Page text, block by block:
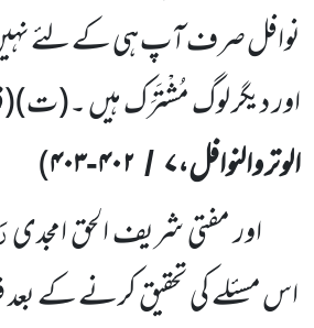
نوافل صرف آپ ہی کے لئے
اور دیگر لوگ مُشْتَرَک ہیں ۔(ت)(
الوتر والنوافل،۷ / ۴۰۲-۴۰۳)
اور مفتی شریف الحق امجدی
اس مسئلے کی تحقیق کرنے کے بعد